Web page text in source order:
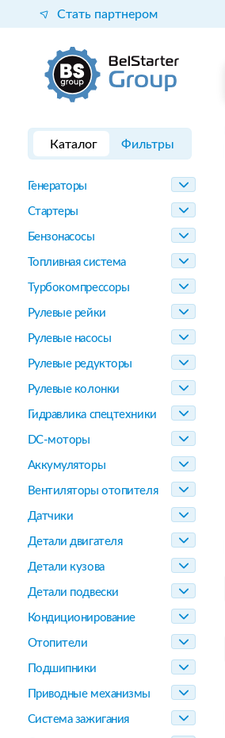
Стать партнером
Каталог Фильтры
Генераторы
Стартеры
Бензонасосы
Топливная система
Турбокомпрессоры
Рулевые рейки
Рулевые насосы
Рулевые редукторы
Рулевые колонки
Гидравлика спецтехники
DC-моторы
Аккумуляторы
Вентиляторы отопителя
Датчики
Детали двигателя
Детали кузова
Детали подвески
Кондиционирование
Отопители
Подшипники
Приводные механизмы
Система зажигания